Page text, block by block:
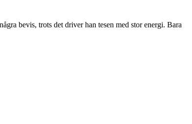
bevis, trots det driver han tesen med stor energi. Bara